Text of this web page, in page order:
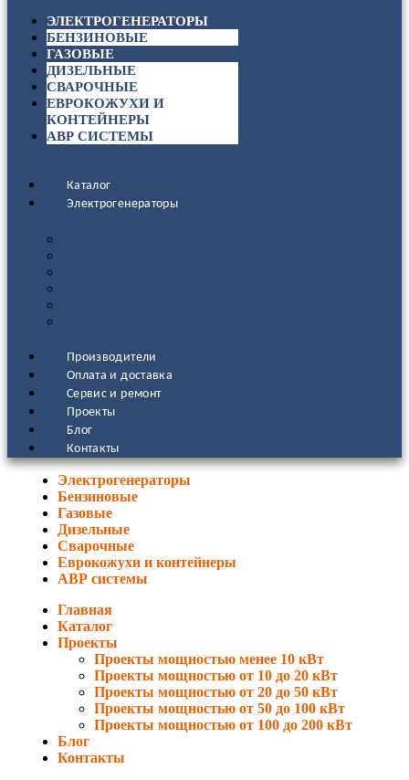
ЭЛЕКТРОГЕНЕРАТОРЫ
БЕНЗИНОВЫЕ
ГАЗОВЫЕ
ДИЗЕЛЬНЫЕ
СВАРОЧНЫЕ
ЕВРОКОЖУХИ И
КОНТЕЙНЕРЫ
АВР СИСТЕМЫ
Каталог
Электрогенераторы
Производители
Оплата и доставка
Сервис и ремонт
Проекты
Блог
Контакты
Электрогенераторы
Бензиновые
Газовые
Дизельные
Сварочные
Еврокожухи и контейнеры
АВР системы
Главная
Каталог
Проекты
Проекты мощностью менее 10 кВт
Проекты мощностью от 10 до 20 кВт
Проекты мощностью от 20 до 50 кВт
Проекты мощностью от 50 до 100 кВт
Проекты мощностью от 100 до 200 кВт
Блог
Контакты